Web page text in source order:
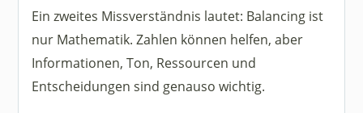
Ein zweites Missverständnis lautet: Balancing ist
nur Mathematik. Zahlen können helfen, aber
Informationen, Ton, Ressourcen und
Entscheidungen sind genauso wichtig.